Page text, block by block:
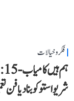
فکر و خیالات
شریواستو کو بنا دیا فن